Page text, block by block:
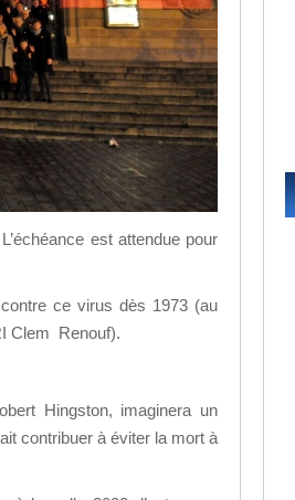
est attendue pour
ce virus dès 1973 (au
Clem Renouf).
Hingston, imaginera un
contribuer à éviter la mort à